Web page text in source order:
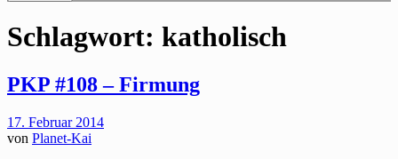
Schlagwort: katholisch
PKP #108 – Firmung
17. Februar 2014
von Planet-Kai